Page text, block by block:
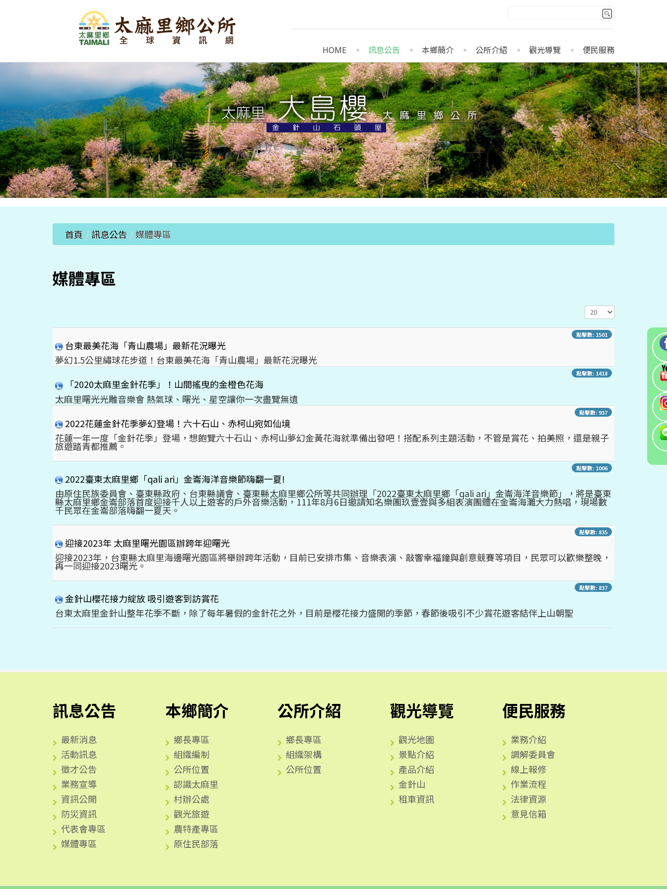
HOME 訊息公告 本鄉簡介 公所介紹 觀光導覽 便民服務
首頁 / 訊息公告 /媒體專區
媒體專區
顯
示
數
目
點擊數: 1501
台東最美花海「青山農場」最新花況曝光
夢幻1.5公里繡球花步道！台東最美花海「青山農場」最新花況曝光
點擊數: 1418
「2020太麻里金針花季」！山間搖曳的金橙色花海
太麻里曙光光雕音樂會 熱氣球、曙光、星空讓你一次盡覽無遺
點擊數: 937
2022花蓮金針花季夢幻登場！六十石山、赤柯山宛如仙境
花蓮一年一度「金針花季」登場，想飽覽六十石山、赤柯山夢幻金黃花海就準備出發吧！搭配系列主題活動，不管是賞花、拍美照，還是親子
旅遊踏青都推薦。
點擊數: 1006
2022臺東太麻里鄉「qali ari」金崙海洋音樂節嗨翻一夏!
由原住民族委員會、臺東縣政府、台東縣議會、臺東縣太麻里鄉公所等共同辦理「2022臺東太麻里鄉「qali ari」金崙海洋音樂節」，將是臺東
縣太麻里鄉金崙部落首度迎接千人以上遊客的戶外音樂活動，111年8月6日邀請知名樂團玖壹壹與多組表演團體在金崙海灘大力熱唱，現場數
千民眾在金崙部落嗨翻一夏天。
點擊數: 835
迎接2023年 太麻里曙光園區辦跨年迎曙光
迎接2023年，台東縣太麻里海邊曙光園區將舉辦跨年活動，目前已安排市集、音樂表演、敲響幸福鐘與創意競賽等項目，民眾可以歡樂整晚，
再一同迎接2023曙光。
點擊數: 837
金針山櫻花接力綻放 吸引遊客到訪賞花
台東太麻里金針山整年花季不斷，除了每年暑假的金針花之外，目前是櫻花接力盛開的季節，春節後吸引不少賞花遊客結伴上山朝聖
訊息公告
最新消息
活動訊息
徵才公告
業務宣導
資訊公開
防災資訊
代表會專區
媒體專區
本鄉簡介
鄉長專區
組織編制
公所位置
認識太麻里
村辦公處
觀光旅遊
農特產專區
原住民部落
公所介紹
鄉長專區
組織架構
公所位置
觀光導覽
觀光地圖
景點介紹
產品介紹
金針山
租車資訊
便民服務
業務介紹
調解委員會
線上報修
作業流程
法律資源
意見信箱